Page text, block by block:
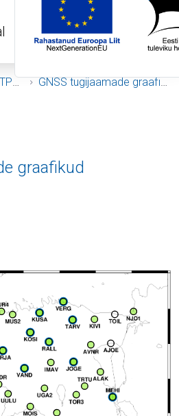
GNSS tugijaamade graafikud
graafikud